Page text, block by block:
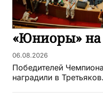
«Юниоры» на
06.08.2026
Победителей
наградили в